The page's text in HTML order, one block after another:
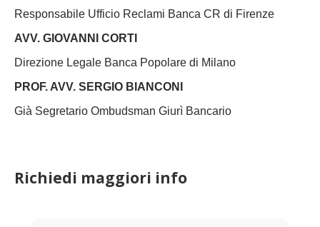
Responsabile Ufficio Reclami Banca CR di Firenze
AVV. GIOVANNI CORTI
Direzione Legale Banca Popolare di Milano
PROF. AVV. SERGIO BIANCONI
Già Segretario Ombudsman Giurì Bancario
Richiedi maggiori info